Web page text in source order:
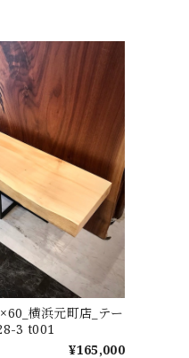
横浜元町店_テー
3 t001
¥165,000